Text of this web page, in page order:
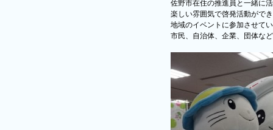
佐野市在住の推進員と一緒に
楽しい雰囲気で啓発活動がで
地域のイベントに参加させて
市民、自治体、企業、団体な